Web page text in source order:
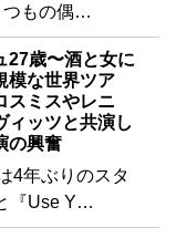
つもの偶…
27歳〜酒と女に
模な世界ツア
スミスやレニ
ィッツと共演し
の興奮
4年ぶりのスタ
『Use Y…